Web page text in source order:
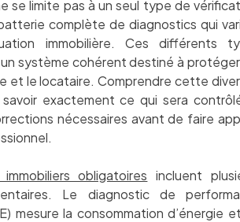
se limite pas à un seul type de
complète de diagnostics qui
immobilière. Ces différents
système cohérent destiné à
et le locataire. Comprendre cette
exactement ce qui sera
nécessaires avant de faire
obligatoires incluent
Le diagnostic de
mesure la consommation d’énergie